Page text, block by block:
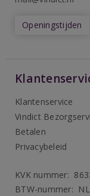
Openingstijden
Klantenservice
Vindict
Betalen
Privacybeleid
KVK nummer:
BTW-nummer: